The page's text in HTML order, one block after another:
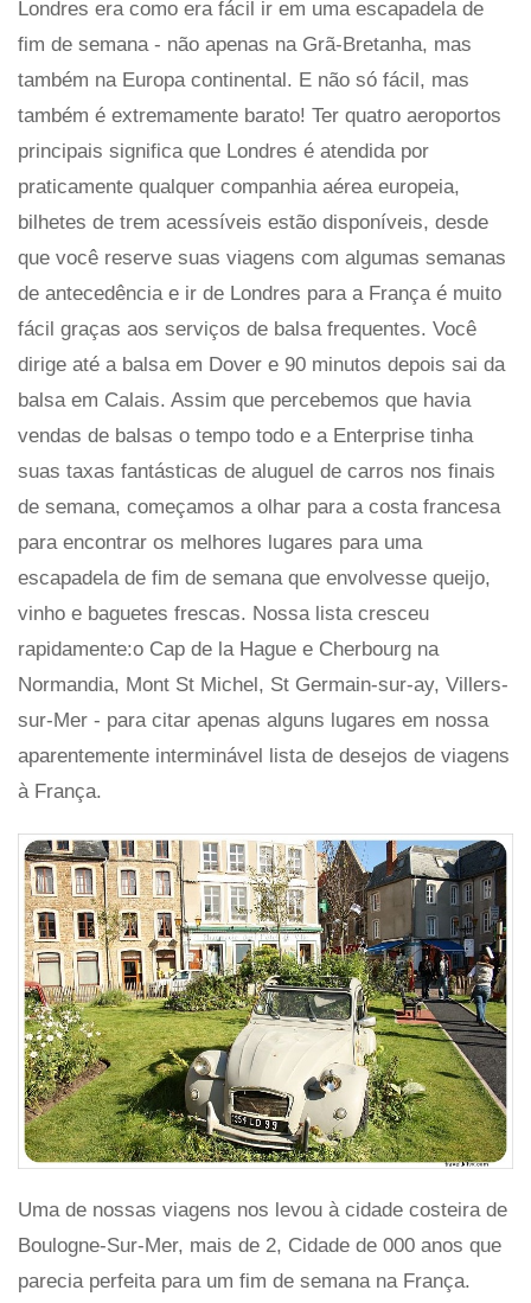
Londres era como era fácil ir em uma escapadela de
fim de semana - não apenas na Grã-Bretanha, mas
também na Europa continental. E não só fácil, mas
também é extremamente barato! Ter quatro aeroportos
principais significa que Londres é atendida por
praticamente qualquer companhia aérea europeia,
bilhetes de trem acessíveis estão disponíveis, desde
que você reserve suas viagens com algumas semanas
de antecedência e ir de Londres para a França é muito
fácil graças aos serviços de balsa frequentes. Você
dirige até a balsa em Dover e 90 minutos depois sai da
balsa em Calais. Assim que percebemos que havia
vendas de balsas o tempo todo e a Enterprise tinha
suas taxas fantásticas de aluguel de carros nos finais
de semana, começamos a olhar para a costa francesa
para encontrar os melhores lugares para uma
escapadela de fim de semana que envolvesse queijo,
vinho e baguetes frescas. Nossa lista cresceu
rapidamente:o Cap de la Hague e Cherbourg na
Normandia, Mont St Michel, St Germain-sur-ay, Villers-
sur-Mer - para citar apenas alguns lugares em nossa
aparentemente interminável lista de desejos de viagens
à França.
Uma de nossas viagens nos levou à cidade costeira de
Boulogne-Sur-Mer, mais de 2, Cidade de 000 anos que
parecia perfeita para um fim de semana na França.